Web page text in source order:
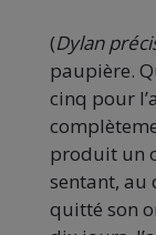
(Dylan
paupière.
cinq pour
produit un
sentant, au
quitté son